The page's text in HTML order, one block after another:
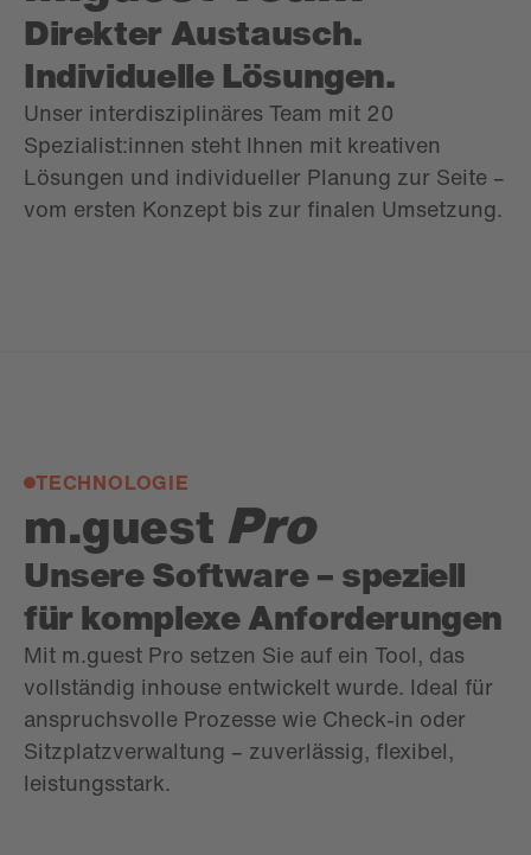
Direkter Austausch.
Individuelle Lösungen.
Unser interdisziplinäres Team mit 20
Spezialist:innen steht Ihnen mit kreativen
Lösungen und individueller Planung zur Seite –
vom ersten Konzept bis zur finalen Umsetzung.
TECHNOLOGIE
m.guest Pro
Unsere Software – speziell
für komplexe Anforderungen
Mit m.guest Pro setzen Sie auf ein Tool, das
vollständig inhouse entwickelt wurde. Ideal für
anspruchsvolle Prozesse wie Check-in oder
Sitzplatzverwaltung – zuverlässig, flexibel,
leistungsstark.